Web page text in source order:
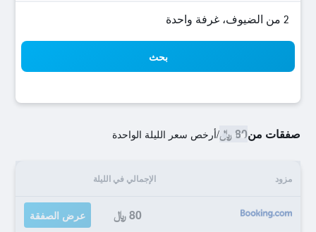
2 من الضيوف، غرفة واحدة
بحث
صفقات من80 ﷼ /أرخص سعر الليلة الواحدة
مزود الإجمالي في الليلة
80 ﷼ عرض الصفقة